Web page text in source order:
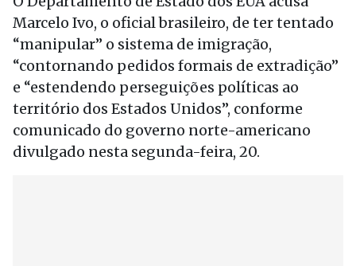
Marcelo Ivo, o oficial brasileiro, de ter tentado
“manipular” o sistema de imigração,
“contornando pedidos formais de extradição”
e “estendendo perseguições políticas ao
território dos Estados Unidos”, conforme
comunicado do governo norte-americano
divulgado nesta segunda-feira, 20.